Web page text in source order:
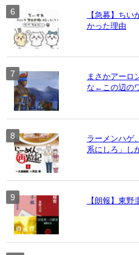
【急募】ちい
かった理由
まさかアーロ
な←この辺の
ラーメンハゲ
系にしろ」し
【朗報】東野